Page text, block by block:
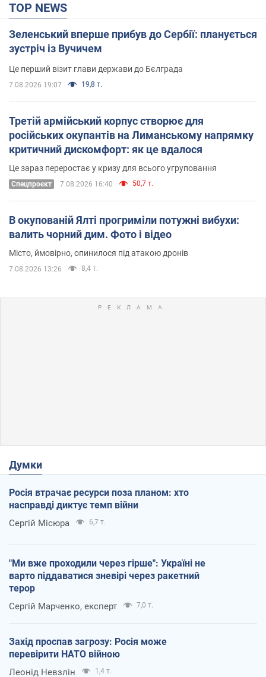
TOP NEWS
Зеленський вперше прибув до Сербії: планується
зустріч із Вучичем
Це перший візит глави держави до Бєлграда
7.08.2026 19:07 19,8 т.
Третій армійський корпус створює для
російських окупантів на Лиманському напрямку
критичний дискомфорт: як це вдалося
Це зараз переростає у кризу для всього угруповання
Cпецпроєкт 7.08.2026 16:40 50,7 т.
В окупованій Ялті прогриміли потужні вибухи:
валить чорний дим. Фото і відео
Місто, ймовірно, опинилося під атакою дронів
7.08.2026 13:26 8,4 т.
Думки
Росія втрачає ресурси поза планом: хто
насправді диктує темп війни
Сергій Місюра 6,7 т.
"Ми вже проходили через гірше": Україні не
варто піддаватися зневірі через ракетний
терор
Сергій Марченко, експерт 7,0 т.
Захід проспав загрозу: Росія може
перевірити НАТО війною
Леонід Невзлін 1,4 т.